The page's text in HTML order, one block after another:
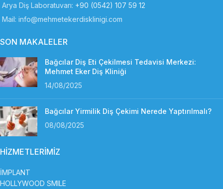
Arya Diş Laboratuvarı: +90 (0542) 107 59 12
Mail: info@mehmetekerdisklinigi.com
SON MAKALELER
Bağcılar Diş Eti Çekilmesi Tedavisi Merkezi:
Mehmet Eker Diş Kliniği
14/08/2025
Bağcılar Yirmilik Diş Çekimi Nerede Yaptırılmalı?
08/08/2025
HİZMETLERİMİZ
İMPLANT
HOLLYWOOD SMILE